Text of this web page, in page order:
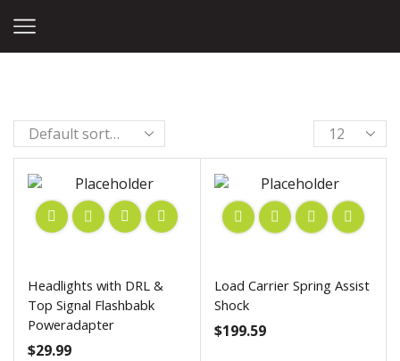
Products
per
Headlights with DRL &
Top Signal Flashbabk
Poweradapter
$29.99
Load Carrier Spring Assist
Shock
$199.59